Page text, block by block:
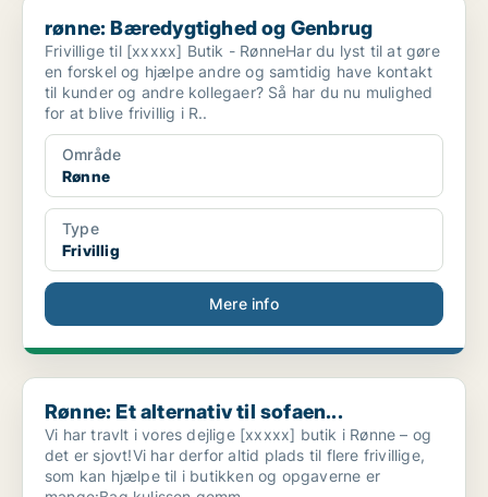
rønne: Bæredygtighed og Genbrug
rønne: Bæredygtighed og Genbrug
Frivillige til [xxxxx] Butik - RønneHar du lyst til at gøre
en forskel og hjælpe andre og samtidig have kontakt
til kunder og andre kollegaer? Så har du nu mulighed
for at blive frivillig i R..
Område
Rønne
Type
Frivillig
Mere info
Rønne: Et alternativ til sofaen...
Rønne: Et alternativ til sofaen...
Vi har travlt i vores dejlige [xxxxx] butik i Rønne – og
det er sjovt!Vi har derfor altid plads til flere frivillige,
som kan hjælpe til i butikken og opgaverne er